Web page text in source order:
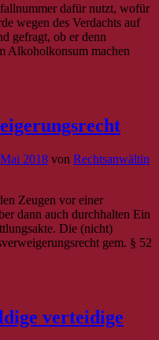
dafür nutzt, wofür
wegen des Verdachts auf
gefragt, ob er denn
Alkoholkonsum machen
2018 von Rechtsanwältin
Zeugen vor einer
dann auch durchhalten Ein
Die (nicht)
gem. § 52
verteidige